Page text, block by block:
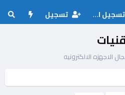
تسجيل الدخول تسجيل
الاجهزه الالكترونيه